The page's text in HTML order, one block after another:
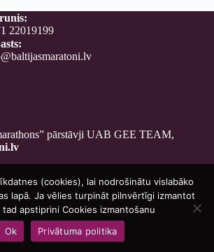
22019199
pārstāvji UAB GEE TEAM,
politika
© 2026 - Baltijasmaratoni.lv
(cookies), lai nodrošinātu vislabāko
lapā. Ja vēlies turpināt pilnvērtīgi izmantot
apstiprini Cookies izmantošanu
Ok
Privātuma politika